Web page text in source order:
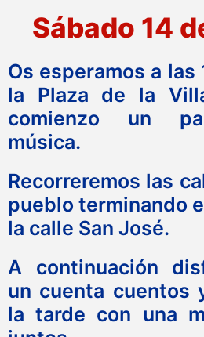
Sábado 14
Os esperamos a las
la Plaza de la
comienzo un
música.
Recorreremos las
pueblo terminando
la calle San José.
A continuación
un cuenta cuentos
la tarde con una